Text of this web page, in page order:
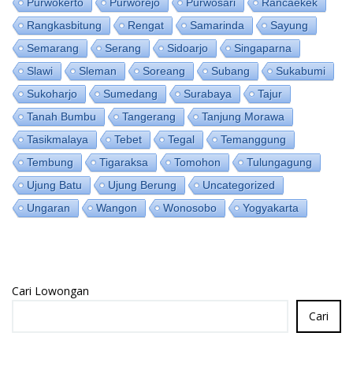
Rangkasbitung
Rengat Samarinda
Sayung
Semarang
Serang Sidoarjo
Singaparna
Slawi
Sleman Soreang Subang
Sukabumi
Sukoharjo
Sumedang Surabaya
Tajur
Tanah Bumbu
Tangerang
Tanjung Morawa
Tasikmalaya
Tebet Tegal
Temanggung
Tembung
Tigaraksa Tomohon
Tulungagung
Ujung Batu
Ujung Berung
Uncategorized
Ungaran
Wangon Wonosobo Yogyakarta
Cari Lowongan
Cari